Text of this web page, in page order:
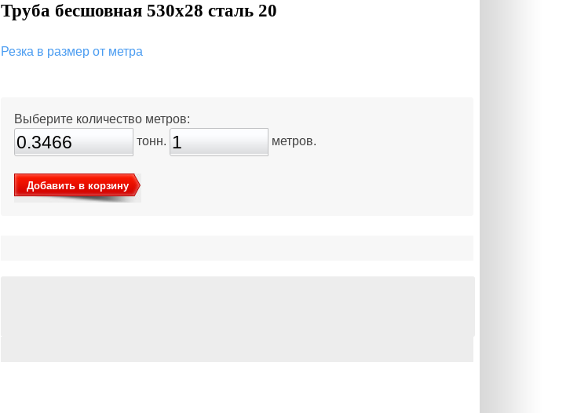
Труба бесшовная 530х28 сталь 20
Резка в размер от метра
Выберите количество метров:
тонн.
метров.
Добавить в корзину